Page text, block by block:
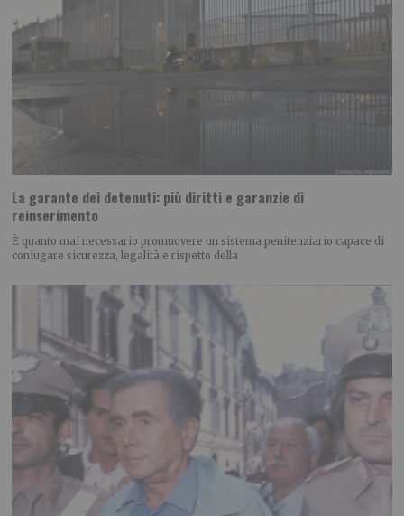
La garante dei detenuti: più diritti e garanzie di
reinserimento
È quanto mai necessario promuovere un sistema penitenziario capace di
coniugare sicurezza, legalità e rispetto della